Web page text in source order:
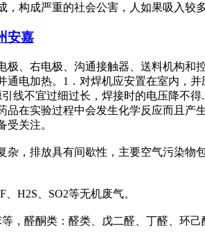
，构成严重的社会公害，人如果吸入较
安嘉
极、右电极、沟通接触器、送料机构
电加热。1．对焊机应安置在室内，
线不宜过细过长，焊接时的电压降不得
品在实验过程中会发生化学反应而且
受关注。
杂，排放具有间歇性，主要空气污染
H2S、SO2等无机废气。
，醛酮类：醛类、戊二醛、丁醛、环